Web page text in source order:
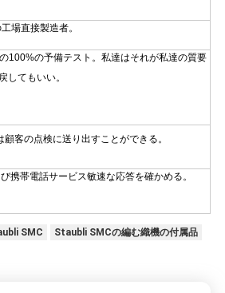
場直接製造者。
100%の予備テスト。私達はそれが私達の質要
してもいい。
顧客の点検に送り出すことができる。
携帯電話サービス敏速な応答を確かめる。
SMC
Staubli SMCの編む織機の付属品